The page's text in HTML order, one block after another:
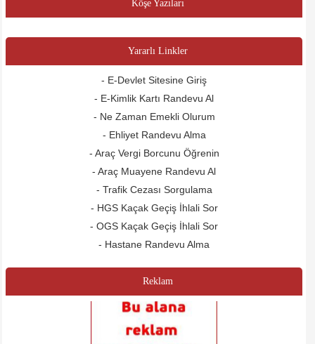
Köşe Yazıları
Yararlı Linkler
- E-Devlet Sitesine Giriş
- E-Kimlik Kartı Randevu Al
- Ne Zaman Emekli Olurum
- Ehliyet Randevu Alma
- Araç Vergi Borcunu Öğrenin
- Araç Muayene Randevu Al
- Trafik Cezası Sorgulama
- HGS Kaçak Geçiş İhlali Sor
- OGS Kaçak Geçiş İhlali Sor
- Hastane Randevu Alma
Reklam